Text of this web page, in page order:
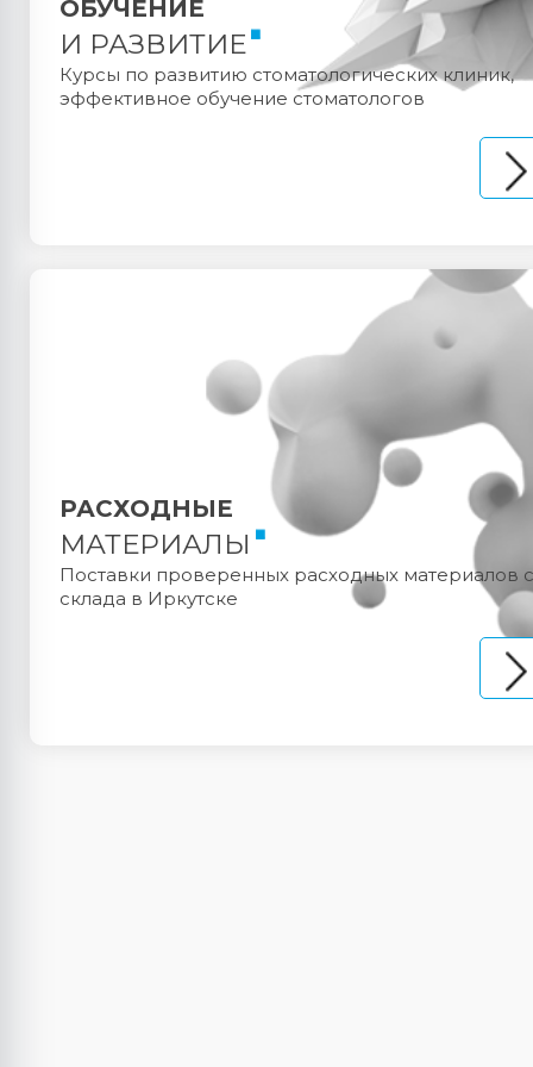
ОБУЧЕНИЕ
И РАЗВИТИЕ
Курсы по развитию стоматологических клиник,
эффективное обучение стоматологов
РАСХОДНЫЕ
МАТЕРИАЛЫ
Поставки проверенных расходных материалов
склада в Иркутске